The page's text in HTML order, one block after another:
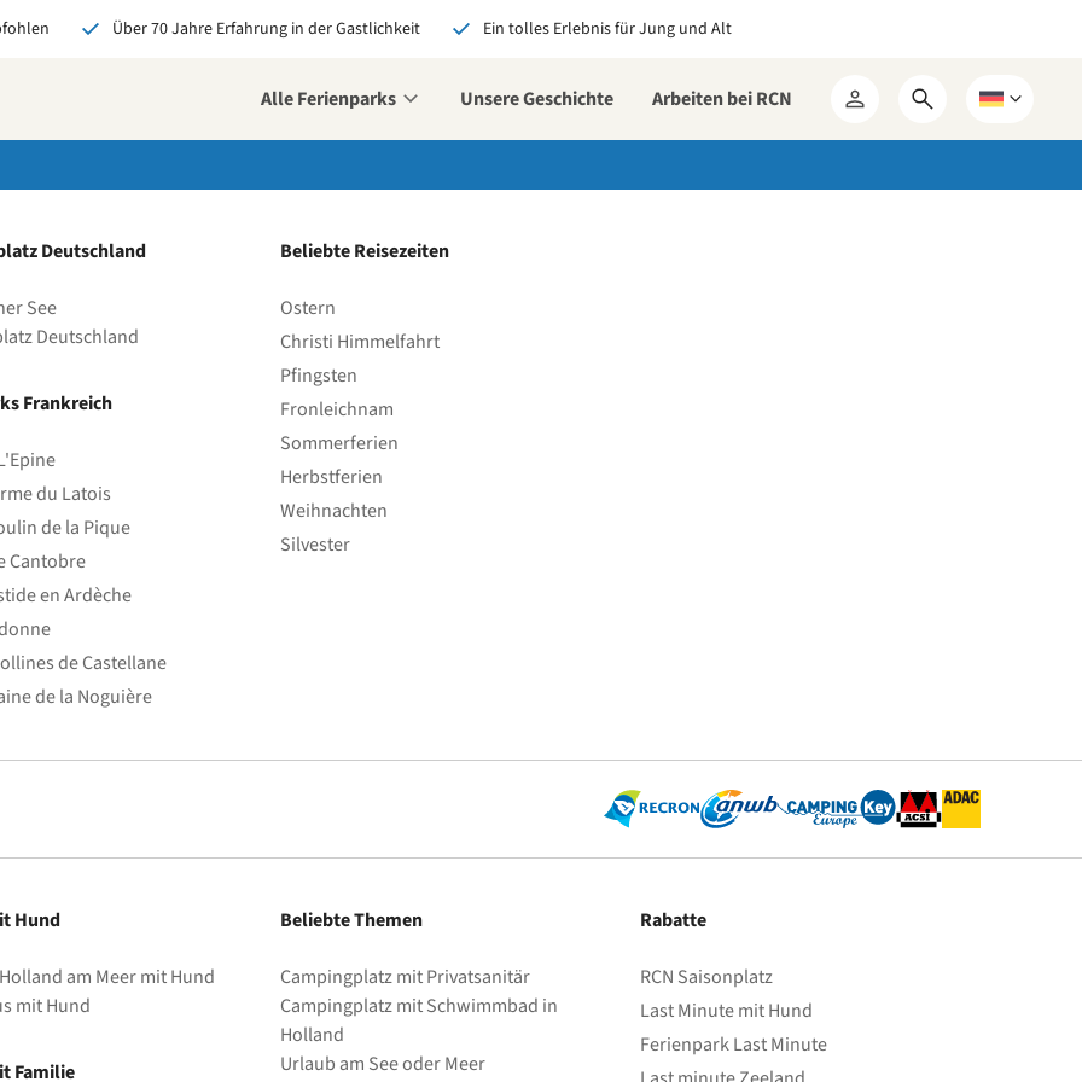
Über 70 Jahre Erfahrung in der Gastlichkeit Ein tolles Erlebnis für Jung und Alt
Alle Ferienparks Unsere Geschichte Arbeiten bei RCN
Mein
RCN
Suchformular
öffnen
Wählen
Sie
deine neue
deine
vielleicht schon bald
Teams.
Deutschland
See
Deutschland
Frankreich
du Latois
de la Pique
Cantobre
en Ardèche
de Castellane
de la Noguière
Beliebte Reisezeiten
Ostern
Christi Himmelfahrt
Pfingsten
Fronleichnam
Sommerferien
Herbstferien
Weihnachten
Silvester
Hund
am Meer mit Hund
mit Hund
Familie
Beliebte Themen
Campingplatz mit Privatsanitär
Campingplatz mit Schwimmbad in
Holland
Urlaub am See oder Meer
Rabatte
RCN Saisonplatz
Last Minute mit Hund
Ferienpark Last Minute